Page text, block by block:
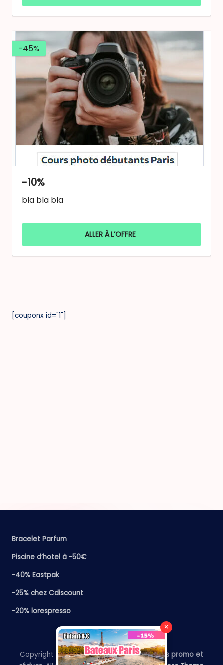
-45%
-10%
bla bla bla
ALLER À L’OFFRE
[couponx id="1"]
Bracelet Parfum
Piscine d’hotel à -50€
-40% Eastpak
-25% chez Cdiscount
-20% lorespresso
Copyright 2026 —
​Le Paris Guide - Codes promo et
×